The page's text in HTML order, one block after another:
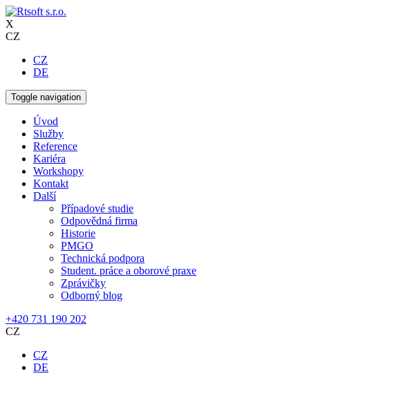
X
CZ
CZ
DE
Toggle navigation
Úvod
Služby
Reference
Kariéra
Workshopy
Kontakt
Další
Případové studie
Odpovědná firma
Historie
PMGO
Technická podpora
Student. práce a oborové praxe
Zprávičky
Odborný blog
+420 731 190 202
CZ
CZ
DE